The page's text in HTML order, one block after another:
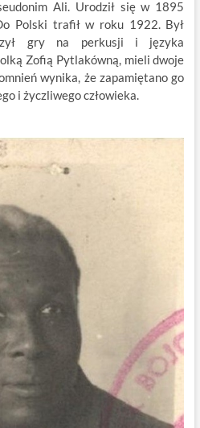
Ali. Urodził się w 1895
Polski trafił w roku 1922. Był
gry na perkusji i języka
Zofią Pytlakówną, mieli dwoje
wynika, że zapamiętano go
i życzliwego człowieka.